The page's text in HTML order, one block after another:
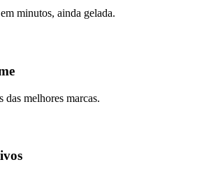
minutos, ainda gelada.
melhores marcas.